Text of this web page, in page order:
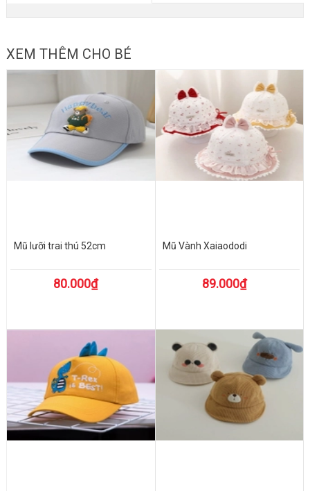
XEM THÊM CHO BÉ
Mũ lưỡi trai thú 52cm
80.000₫
Mũ Vành Xaiaododi
89.000₫